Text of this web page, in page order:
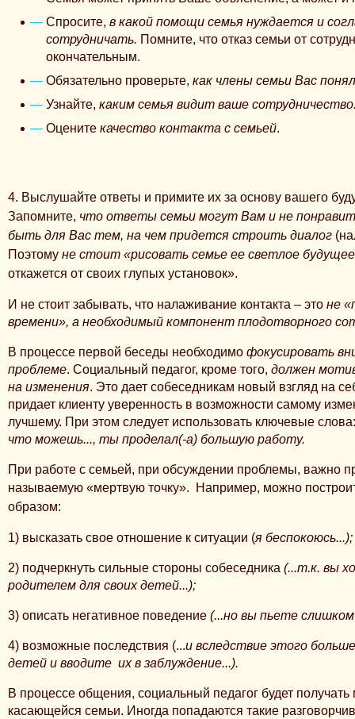
Спросите, в какой помощи семья нуждается и
сотрудничать. Помните, что отказ семьи от
окончательным.
Обязательно проверьте, как члены семьи Вас
Узнайте, каким семья видит ваше
Оцените качество контакта с семьей.
4. Выслушайте ответы и примите их за основу вашего
Запомните, что ответы семьи могут Вам и не
быть для Вас тем, на чем придется строить диалог
Поэтому не стоит «рисовать семье ее светлое
откажется от своих глупых установок».
И не стоит забывать, что налаживание контакта – это не
времени», а необходимый компонент плодотворного
В процессе первой беседы необходимо фокусировать
проблеме. Социальный педагог, кроме того, должен
на изменения. Это дает собеседникам новый взгляд на
придает клиенту уверенность в возможности самому
лучшему. При этом следует использовать ключевые
что можешь..., ты проделал(-а) большую работу.
При работе с семьей, при обсуждении проблемы, важно
называемую «мертвую точку».
Например, можно
образом:
1) высказать свое отношение к ситуации (я беспокоюсь...);
2) подчеркнуть сильные стороны собеседника (...т.к. вы
родителем для своих детей...);
3) описать негативное поведение (...но вы пьете
4) возможные последствия (...и вследствие этого
детей и вводите их в заблуждение...).
В процессе общения, социальный педагог будет
касающейся семьи. Иногда попадаются такие